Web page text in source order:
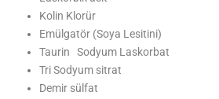
Kolin Klorür
Emülgatör (Soya Lesitini)
Taurin Sodyum Laskorbat
Tri Sodyum sitrat
Demir sülfat